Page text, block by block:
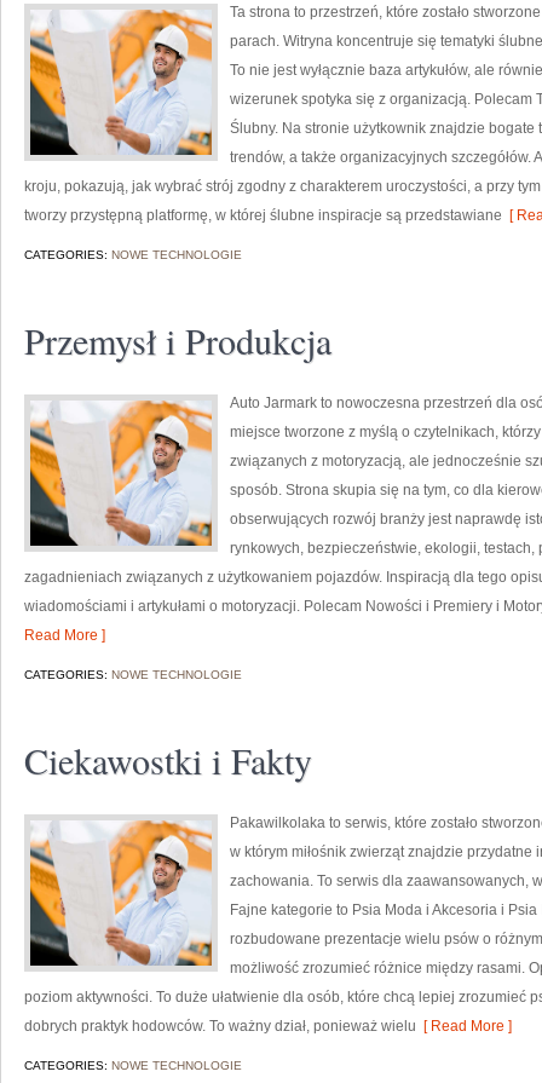
Ta strona to przestrzeń, które zostało
parach. Witryna koncentruje się tematyki
To nie jest wyłącznie baza artykułów, ale
wizerunek spotyka się z organizacją. Polecam
Ślubny. Na stronie użytkownik znajdzie
trendów, a także organizacyjnych szczegółów.
kroju, pokazują, jak wybrać strój zgodny z charakterem uroczystości, a przy
tworzy przystępną platformę, w której ślubne inspiracje są przedstawiane [
CATEGORIES: NOWE TECHNOLOGIE
Przemysł i Produkcja
Auto Jarmark to nowoczesna przestrzeń dla
miejsce tworzone z myślą o czytelnikach,
związanych z motoryzacją, ale jednocześnie
sposób. Strona skupia się na tym, co dla
obserwujących rozwój branży jest naprawdę
rynkowych, bezpieczeństwie, ekologii,
zagadnieniach związanych z użytkowaniem pojazdów. Inspiracją dla tego
wiadomościami i artykułami o motoryzacji. Polecam Nowości i Premiery i
Read More ]
CATEGORIES: NOWE TECHNOLOGIE
Ciekawostki i Fakty
Pakawilkolaka to serwis, które zostało
w którym miłośnik zwierząt znajdzie
zachowania. To serwis dla zaawansowanych,
Fajne kategorie to Psia Moda i Akcesoria i
rozbudowane prezentacje wielu psów o
możliwość zrozumieć różnice między rasami.
poziom aktywności. To duże ułatwienie dla osób, które chcą lepiej zrozumieć
dobrych praktyk hodowców. To ważny dział, ponieważ wielu [ Read More ]
CATEGORIES: NOWE TECHNOLOGIE